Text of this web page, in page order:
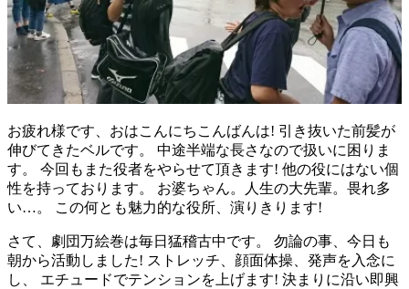
お疲れ様です、おはこんにちこんばんは! 引き抜いた前髪が
伸びてきたベルです。 中途半端な長さなので扱いに困りま
す。 今回もまた役者をやらせて頂きます! 他の役にはない個
性を持っております。 お婆ちゃん。人生の大先輩。畏れ多
い…。 この何とも魅力的な役所、演りきります!
さて、劇団万絵巻は毎日猛稽古中です。 勿論の事、今日も
朝から活動しました! ストレッチ、顔面体操、発声を入念に
し、 エチュードでテンションを上げます! 決まりに沿い即興